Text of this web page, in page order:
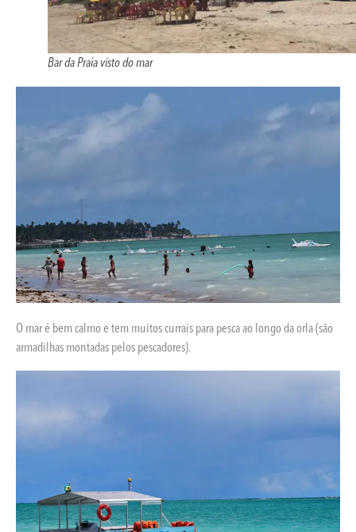
Bar da Praia visto do mar
O mar é bem calmo e tem muitos currais para pesca ao longo da orla (são
armadilhas montadas pelos pescadores).